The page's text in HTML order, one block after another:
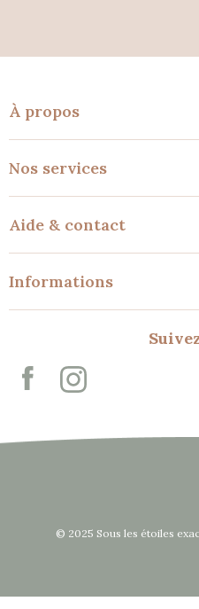
À propos
Nos services
Aide & contact
Informations
© 2025 Sous les étoiles